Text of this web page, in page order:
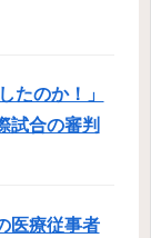
たのか！」
試合の審判
医療従事者